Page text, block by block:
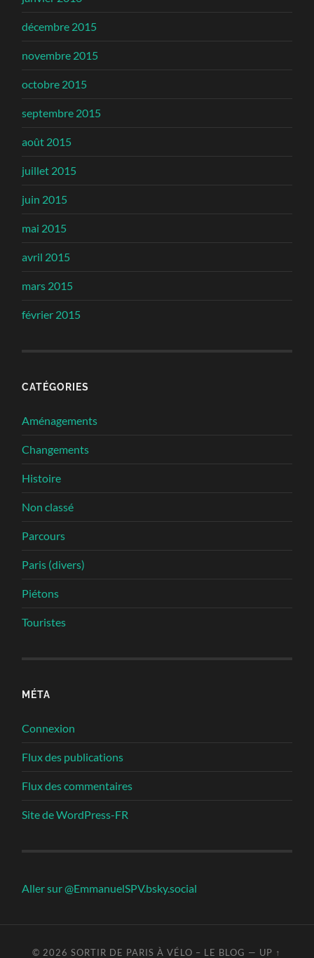
décembre 2015
novembre 2015
octobre 2015
septembre 2015
août 2015
juillet 2015
juin 2015
mai 2015
avril 2015
mars 2015
février 2015
CATÉGORIES
Aménagements
Changements
Histoire
Non classé
Parcours
Paris (divers)
Piétons
Touristes
MÉTA
Connexion
Flux des publications
Flux des commentaires
Site de WordPress-FR
Aller sur @EmmanuelSPV.bsky.social
© 2026SORTIR DE PARIS À VÉLO – LE BLOG — UP ↑